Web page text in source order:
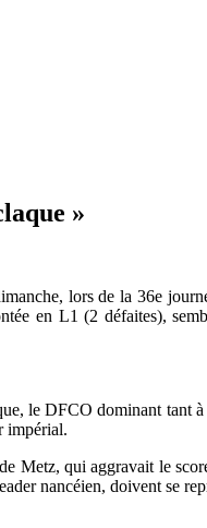
»
lors de la 36e
en L1 (2 défaites),
le DFCO dominant tant
impérial.
Metz, qui aggravait le
nancéien, doivent se